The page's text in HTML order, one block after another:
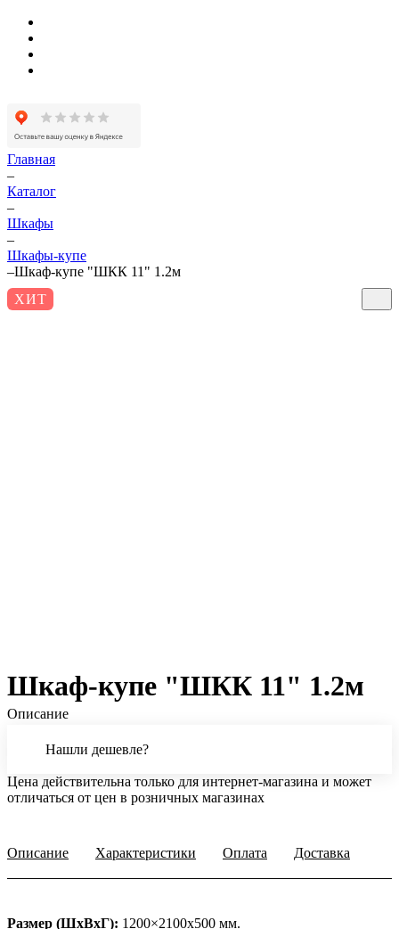
Главная
–
Каталог
–
Шкафы
–
Шкафы-купе
–Шкаф-купе "ШКК 11" 1.2м
ХИТ
Шкаф-купе "ШКК 11" 1.2м
Описание
Нашли дешевле?
Цена действительна только для интернет-магазина и может
отличаться от цен в розничных магазинах
Описание Характеристики Оплата Доставка
Размер (ШхВхГ): 1200×2100х500 мм.